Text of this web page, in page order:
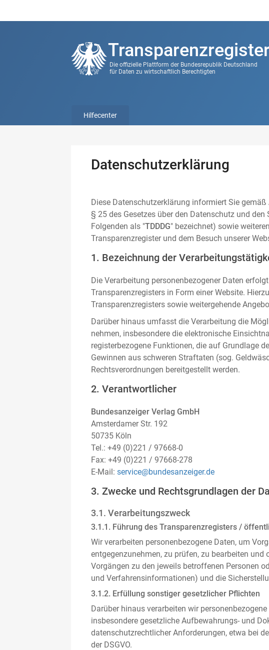
Die offizielle Plattform der Bundesrepublik Deutschland
für Daten zu wirtschaftlich Berechtigten
Hilfecenter
Datenschutzerklärung
Diese Datenschutzerklärung informiert Sie
§ 25 des Gesetzes über den Datenschutz und
Folgenden als "TDDDG" bezeichnet) sowie
Transparenzregister und dem Besuch unserer
1. Bezeichnung der
Die Verarbeitung personenbezogener Daten
Transparenzregisters in Form einer Website.
Transparenzregisters sowie weitergehende
Darüber hinaus umfasst die Verarbeitung die
nehmen, insbesondere die elektronische
registerbezogene Funktionen, die auf Grundlage
Gewinnen aus schweren Straftaten (sog.
Rechtsverordnungen bereitgestellt werden.
2. Verantwortlicher
Bundesanzeiger Verlag GmbH
Amsterdamer Str. 192
50735 Köln
Tel.: +49 (0)221 / 97668-0
Fax: +49 (0)221 / 97668-278
E-Mail: service@bundesanzeiger.de
3. Zwecke und Rechtsgrundlagen der
3.1. Verarbeitungszweck
3.1.1. Führung des Transparenzregisters /
Wir verarbeiten personenbezogene Daten, um
entgegenzunehmen, zu prüfen, zu bearbeiten
Vorgängen zu den jeweils betroffenen Personen
und Verfahrensinformationen) und die
3.1.2. Erfüllung sonstiger gesetzlicher Pflichten
Darüber hinaus verarbeiten wir
insbesondere gesetzliche Aufbewahrungs- und
datenschutzrechtlicher Anforderungen, etwa bei
der DSGVO.